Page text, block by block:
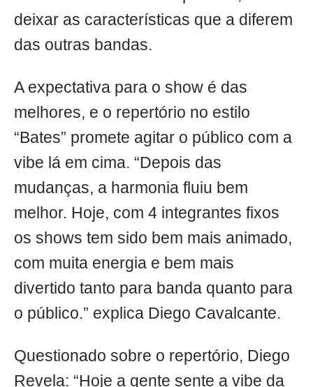
deixar as características que a diferem
das outras bandas.
A expectativa para o show é das
melhores, e o repertório no estilo
“Bates” promete agitar o público com a
vibe lá em cima. “Depois das
mudanças, a harmonia fluiu bem
melhor. Hoje, com 4 integrantes fixos
os shows tem sido bem mais animado,
com muita energia e bem mais
divertido tanto para banda quanto para
o público.” explica Diego Cavalcante.
Questionado sobre o repertório, Diego
Revela: “Hoje a gente sente a vibe da